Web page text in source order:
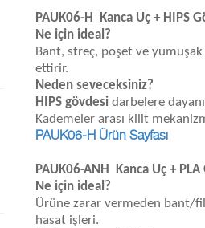
PAUK06-H Kanca Uç + HIPS
Ne için ideal?
Bant, streç, poşet ve
ettirir.
Neden seveceksiniz?
HIPS gövdesi darbelere
Kademeler arası kilit
PAUK06-H Ürün Sayfası
PAUK06-ANH Kanca Uç +
Ne için ideal?
Ürüne zarar vermeden bant/
hasat işleri.